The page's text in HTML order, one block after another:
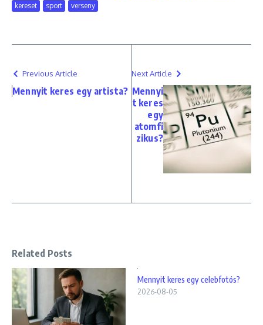
kereset
sport verseny
Previous Article
Mennyit keres egy artista?
Next Article
Mennyi
t keres
egy
atomfi
zikus?
Related Posts
Mennyit keres egy celebfotós?
2026-08-05